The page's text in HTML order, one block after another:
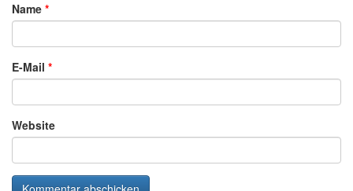
Name *
E-Mail *
Website